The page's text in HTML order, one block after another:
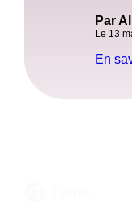
Par
Le 13
En